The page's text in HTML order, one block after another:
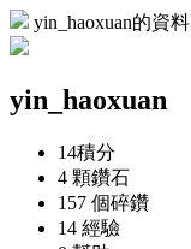
yin_haoxuan的資料
yin_haoxuan
14積分
4 顆鑽石
157 個碎鑽
14 經驗